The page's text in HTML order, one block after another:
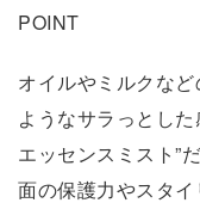
POINT
オイルやミルクな
ようなサラっとし
エッセンスミスト”
面の保護力やスタ